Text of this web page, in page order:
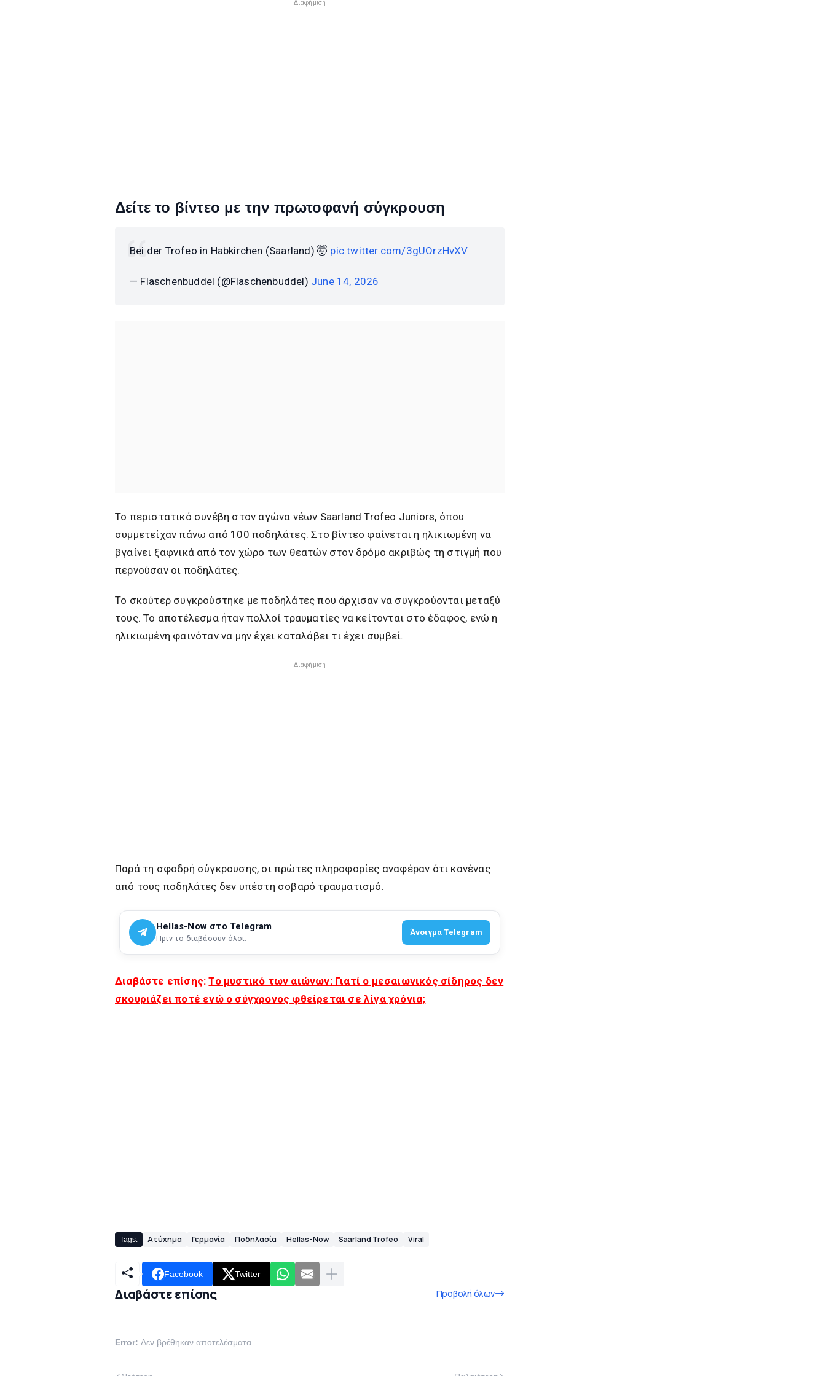
Διαφήμιση
Δείτε το βίντεο με την πρωτοφανή σύγκρουση
Bei der Trofeo in Habkirchen (Saarland) 🤯 pic.twitter.com/3gUOrzHvXV
— Flaschenbuddel (@Flaschenbuddel) June 14, 2026
Το περιστατικό συνέβη στον αγώνα νέων Saarland Trofeo Juniors, όπου
συμμετείχαν πάνω από 100 ποδηλάτες. Στο βίντεο φαίνεται η ηλικιωμένη να
βγαίνει ξαφνικά από τον χώρο των θεατών στον δρόμο ακριβώς τη στιγμή που
περνούσαν οι ποδηλάτες.
Το σκούτερ συγκρούστηκε με ποδηλάτες που άρχισαν να συγκρούονται μεταξύ
τους. Το αποτέλεσμα ήταν πολλοί τραυματίες να κείτονται στο έδαφος, ενώ η
ηλικιωμένη φαινόταν να μην έχει καταλάβει τι έχει συμβεί.
Διαφήμιση
Παρά τη σφοδρή σύγκρουσης, οι πρώτες πληροφορίες αναφέραν ότι κανένας
από τους ποδηλάτες δεν υπέστη σοβαρό τραυματισμό.
Hellas-Now στο Telegram
Πριν το διαβάσουν όλοι.
Άνοιγμα Telegram
Διαβάστε επίσης: Το μυστικό των αιώνων: Γιατί ο μεσαιωνικός σίδηρος δεν
σκουριάζει ποτέ ενώ ο σύγχρονος φθείρεται σε λίγα χρόνια;
Tags: Ατύχημα Γερμανία Ποδηλασία Hellas-Now Saarland Trofeo Viral
Facebook Twitter
Διαβάστε επίσης Προβολή όλων
Error: Δεν βρέθηκαν αποτελέσματα